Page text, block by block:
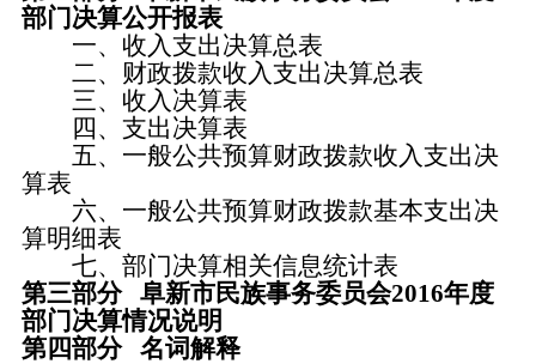
部门决算公开报表
一、收入支出决算总表
二、财政拨款收入支出决算总表
三、收入决算表
四、支出决算表
五、一般公共预算财政拨款收入支出决
算表
六、一般公共预算财政拨款基本支出决
算明细表
七、部门决算相关信息统计表
第三部分阜新市民族事务委员会2016年度
部门决算情况说明
第四部分名词解释